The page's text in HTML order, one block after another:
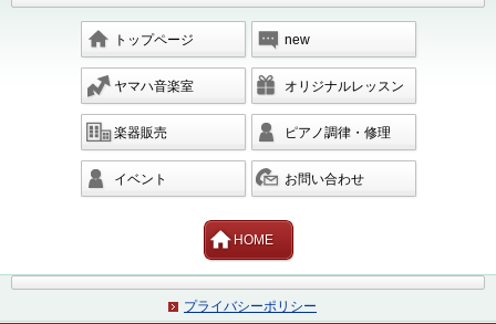
トップページ new
ヤマハ音楽室 オリジナルレッスン
楽器販売 ピアノ調律・修理
イベント お問い合わせ
HOME
プライバシーポリシー